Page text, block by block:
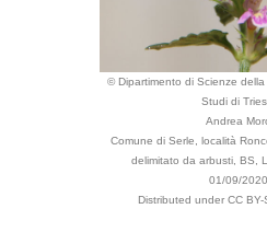
© Dipartimento di Scienze
Studi di
Andrea
Comune di Serle, località
delimitato da arbusti, BS,
01/09/2020
Distributed under CC BY-